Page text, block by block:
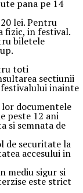
pana pe 14
lei. Pentru
fizic, in festival.
biletele
toti
sectiunii
inainte
documentele
peste 12 ani
si semnata de
de securitate la
accesului in
mediu sigur si
este strict